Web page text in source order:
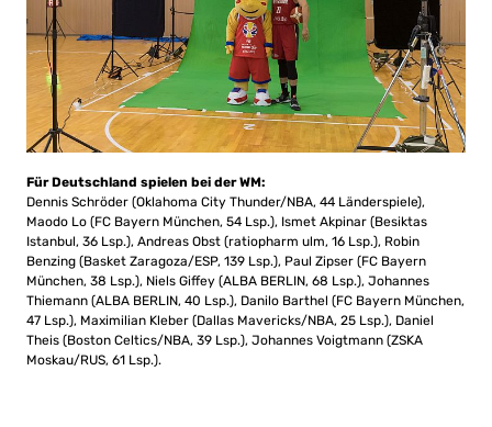
Für Deutschland spielen bei der WM:
Dennis Schröder (Oklahoma City Thunder/NBA, 44 Länderspiele),
Maodo Lo (FC Bayern München, 54 Lsp.), Ismet Akpinar (Besiktas
Istanbul, 36 Lsp.), Andreas Obst (ratiopharm ulm, 16 Lsp.), Robin
Benzing (Basket Zaragoza/ESP, 139 Lsp.), Paul Zipser (FC Bayern
München, 38 Lsp.), Niels Giffey (ALBA BERLIN, 68 Lsp.), Johannes
Thiemann (ALBA BERLIN, 40 Lsp.), Danilo Barthel (FC Bayern München,
47 Lsp.), Maximilian Kleber (Dallas Mavericks/NBA, 25 Lsp.), Daniel
Theis (Boston Celtics/NBA, 39 Lsp.), Johannes Voigtmann (ZSKA
Moskau/RUS, 61 Lsp.).